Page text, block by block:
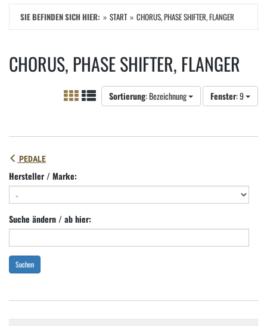
SIE BEFINDEN SICH HIER: START CHORUS, PHASE SHIFTER, FLANGER
CHORUS, PHASE SHIFTER, FLANGER
Sortierung: Bezeichnung Fenster: 9
PEDALE
Hersteller / Marke:
Suche ändern / ab hier:
Suchen